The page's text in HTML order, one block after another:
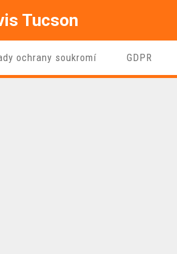
Tucson
ochrany soukromí GDPR